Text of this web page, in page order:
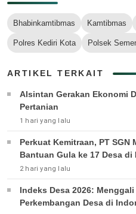
Bhabinkamtibmas Kamtibmas
Polres Kediri Kota Polsek
ARTIKEL TERKAIT
Alsintan Gerakan Ekonomi
Pertanian
1 hari yang lalu
Perkuat Kemitraan, PT SGN
Bantuan Gula ke 17 Desa di
2 hari yang lalu
Indeks Desa 2026:
Perkembangan Desa di